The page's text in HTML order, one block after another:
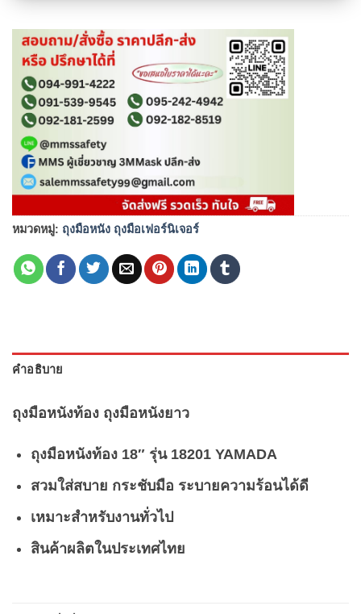
หมวดหมู่: ถุงมือหนัง ถุงมือเฟอร์นิเจอร์
คำอธิบาย
ถุงมือหนังท้อง ถุงมือหนังยาว
ถุงมือหนังท้อง 18″ รุ่น 18201 YAMADA
สวมใส่สบาย กระชับมือ ระบายความร้อนได้ดี
เหมาะสำหรับงานทั่วไป
สินค้าผลิตในประเทศไทย